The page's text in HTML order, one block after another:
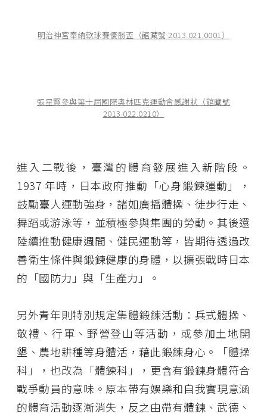
明治神宮奉納軟球賽優勝盃（館藏號 2013.021.0001）
張星賢參與第十屆國際奧林匹克運動會感謝狀（館藏號
2013.022.0210）
進入二戰後，臺灣的體育發展進入新階段。
1937 年時，日本政府推動「心身鍛鍊運動」，
鼓勵臺人運動強身，諸如廣播體操、徒步行走、
舞蹈或游泳等，並積極參與集團的勞動。其後還
陸續推動健康週間、健民運動等，皆期待透過改
善衛生條件與鍛鍊健康的身體，以擴張戰時日本
的「國防力」與「生產力」。
另外青年則特別規定集體鍛鍊活動：兵式體操、
敬禮、行軍、野營登山等活動，或參加土地開
墾、農地耕種等身體活，藉此鍛鍊身心。「體操
科」，也改為「體鍊科」，更含有鍛鍊身體符合
戰爭動員的意味。原本帶有娛樂和自我實現意涵
的體育活動逐漸消失，反之由帶有體鍊、武德、